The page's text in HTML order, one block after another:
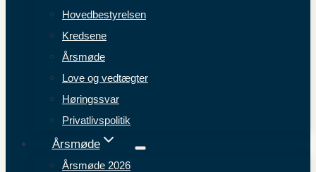
Hovedbestyrelsen
Kredsene
Årsmøde
Love og vedtægter
Høringssvar
Privatlivspolitik
Årsmøde
Årsmøde 2026